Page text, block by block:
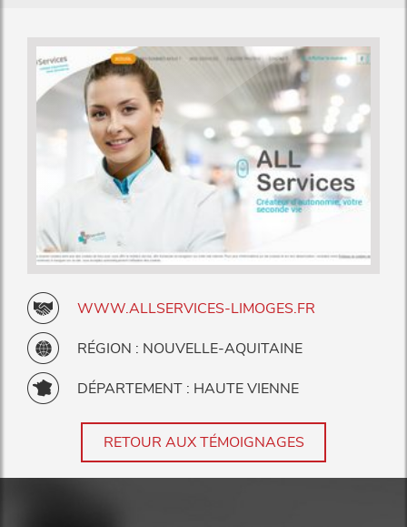
WWW.ALLSERVICES-LIMOGES.FR
RÉGION : NOUVELLE-AQUITAINE
DÉPARTEMENT : HAUTE VIENNE
RETOUR AUX TÉMOIGNAGES